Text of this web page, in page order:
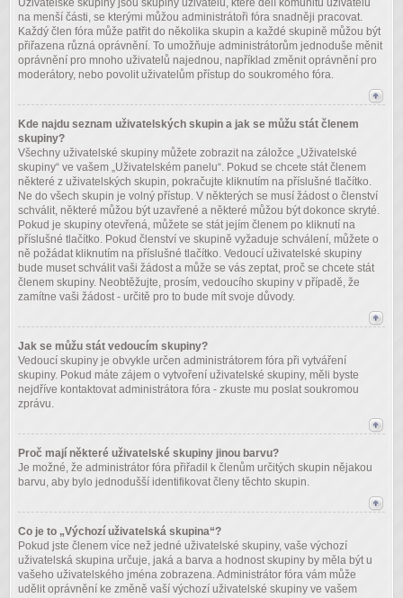
Uživatelské skupiny jsou skupiny uživatelů, které dělí komunitu uživatelů
na menší části, se kterými můžou administrátoři fóra snadněji pracovat.
Každý člen fóra může patřit do několika skupin a každé skupině můžou být
přiřazena různá oprávnění. To umožňuje administrátorům jednoduše měnit
oprávnění pro mnoho uživatelů najednou, například změnit oprávnění pro
moderátory, nebo povolit uživatelům přístup do soukromého fóra.
Kde najdu seznam uživatelských skupin a jak se můžu stát členem
skupiny?
Všechny uživatelské skupiny můžete zobrazit na záložce „Uživatelské
skupiny“ ve vašem „Uživatelském panelu“. Pokud se chcete stát členem
některé z uživatelských skupin, pokračujte kliknutím na příslušné tlačítko.
Ne do všech skupin je volný přístup. V některých se musí žádost o členství
schválit, některé můžou být uzavřené a některé můžou být dokonce skryté.
Pokud je skupiny otevřená, můžete se stát jejím členem po kliknutí na
příslušné tlačítko. Pokud členství ve skupině vyžaduje schválení, můžete o
ně požádat kliknutím na příslušné tlačítko. Vedoucí uživatelské skupiny
bude muset schválit vaši žádost a může se vás zeptat, proč se chcete stát
členem skupiny. Neobtěžujte, prosím, vedoucího skupiny v případě, že
zamítne vaši žádost - určitě pro to bude mít svoje důvody.
Jak se můžu stát vedoucím skupiny?
Vedoucí skupiny je obvykle určen administrátorem fóra při vytváření
skupiny. Pokud máte zájem o vytvoření uživatelské skupiny, měli byste
nejdříve kontaktovat administrátora fóra - zkuste mu poslat soukromou
zprávu.
Proč mají některé uživatelské skupiny jinou barvu?
Je možné, že administrátor fóra přiřadil k členům určitých skupin nějakou
barvu, aby bylo jednodušší identifikovat členy těchto skupin.
Co je to „Výchozí uživatelská skupina“?
Pokud jste členem více než jedné uživatelské skupiny, vaše výchozí
uživatelská skupina určuje, jaká a barva a hodnost skupiny by měla být u
vašeho uživatelského jména zobrazena. Administrátor fóra vám může
udělit oprávnění ke změně vaší výchozí uživatelské skupiny ve vašem